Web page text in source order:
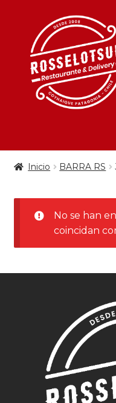
PARA TOMAR
JUGOS
BEBIDAS
BEBIDAS
BEBIDAS 1.5 LTS
CERVEZAS
Inicio BARRA RS
No se han
coincidan